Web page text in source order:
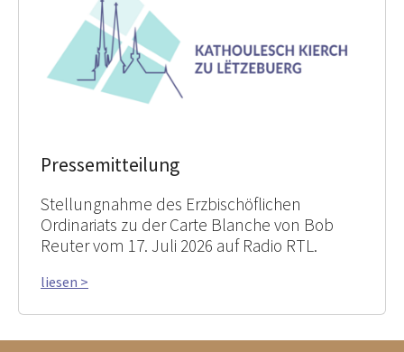
Pressemitteilung
Stellungnahme des Erzbischöflichen
Ordinariats zu der Carte Blanche von Bob
Reuter vom 17. Juli 2026 auf Radio RTL.
liesen >